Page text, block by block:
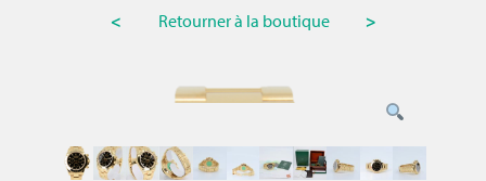
< Retourner à la boutique >